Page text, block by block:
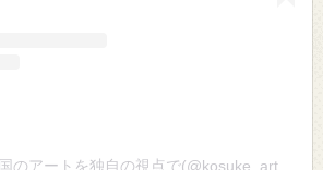
ホラノコウスケ / 全国のアートを独自の視点で(@kosuke_art)がシェアした投稿